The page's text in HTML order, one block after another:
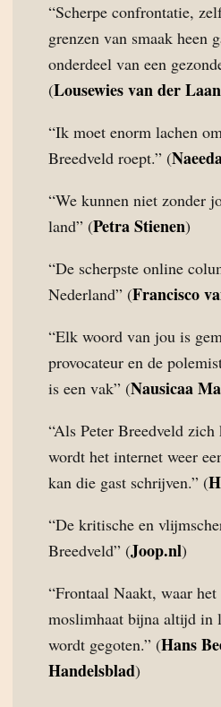
“Scherpe confrontatie,
grenzen van smaak heen
onderdeel van een
(Lousewies van der Laan
“Ik moet enorm lachen
Breedveld roept.” (
“We kunnen niet zonder
land” (Petra Stienen)
“De scherpste online
Nederland” (Francisco
“Elk woord van jou is
provocateur en de
is een vak” (Nausicaa
“Als Peter Breedveld
wordt het internet weer
kan die gast schrijven.” (
“De kritische en
Breedveld” (Joop.nl)
“Frontaal Naakt, waar het
moslimhaat bijna altijd in
wordt gegoten.” (Hans
Handelsblad)